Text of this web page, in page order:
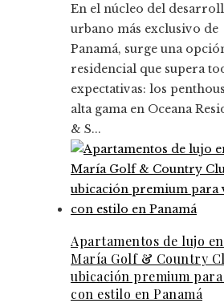
En el núcleo del
urbano más exclusivo de
Panamá, surge una
residencial que supera
expectativas: los
alta gama en Oceana
& S...
Apartamentos de lujo
María Golf & Country
ubicación premium
con estilo en Panamá